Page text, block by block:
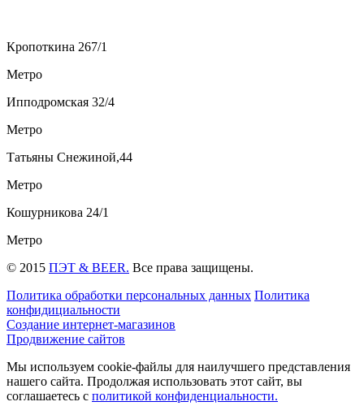
Кропоткина 267/1
Метро
Ипподромская 32/4
Метро
Татьяны Снежиной,44
Метро
Кошурникова 24/1
Метро
© 2015 ПЭТ & BEER. Все права защищены.
Политика обработки персональных данных Политика
конфидициальности
Создание интернет-магазинов
Продвижение сайтов
Мы используем cookie-файлы для наилучшего представления
нашего сайта. Продолжая использовать этот сайт, вы
соглашаетесь c политикой конфиденциальности.